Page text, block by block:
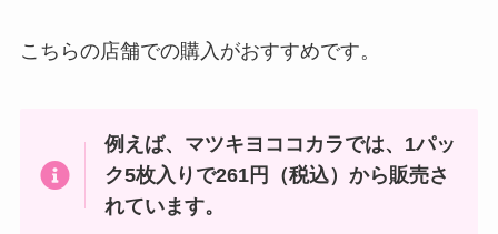
こちらの店舗での購入がおすすめです。
例えば、マツキヨココカラでは、1パッ
ク5枚入りで261円（税込）から販売さ
れています。